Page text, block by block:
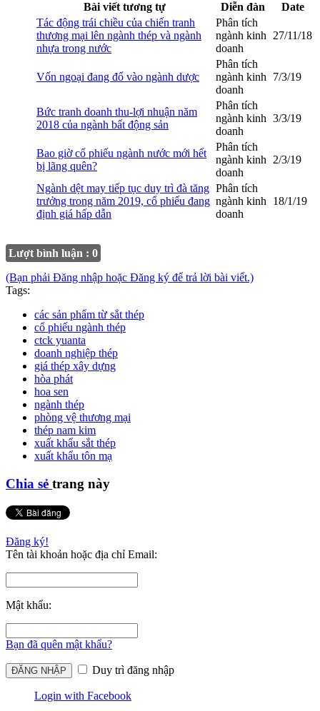
Bài viết tương tự Diễn đàn
Date
Tác động trái chiều của chiến tranh
thương mại lên ngành thép và ngành
nhựa trong nước
Phân tích
ngành kinh
doanh
27/11/18
Vốn ngoại đang đổ vào ngành dược
Phân tích
ngành kinh
doanh
7/3/19
Bức tranh doanh thu-lợi nhuận năm
2018 của ngành bất động sản
Phân tích
ngành kinh
doanh
3/3/19
Bao giờ cổ phiếu ngành nước mới hết
bị lãng quên?
Phân tích
ngành kinh
doanh
2/3/19
Ngành dệt may tiếp tục duy trì đà tăng
trưởng trong năm 2019, cổ phiếu đang
định giá hấp dẫn
Phân tích
ngành kinh
doanh
18/1/19
Lượt bình luận : 0
(Bạn phải Đăng nhập hoặc Đăng ký để trả lời bài viết.)
Tags:
các sản phẩm từ sắt thép
cổ phiếu ngành thép
ctck yuanta
doanh nghiệp thép
giá thép xây dựng
hòa phát
hoa sen
ngành thép
phòng vệ thương mại
thép nam kim
xuất khẩu sắt thép
xuất khẩu tôn mạ
Chia sẻ trang này
Đăng ký!
Tên tài khoản hoặc địa chỉ Email:
Mật khẩu:
Bạn đã quên mật khẩu?
Duy trì đăng nhập
Login with Facebook